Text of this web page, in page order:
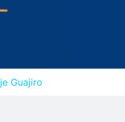
Guajiro